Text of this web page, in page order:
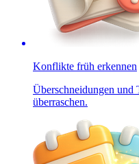
Konflikte früh erkennen
Überschneidungen und
überraschen.